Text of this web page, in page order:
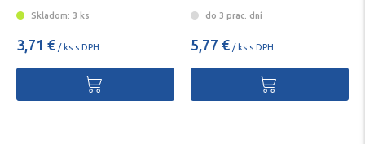
Skladom: 3 ks
3,71 € / ks s DPH
do 3 prac. dní
5,77 € / ks s DPH